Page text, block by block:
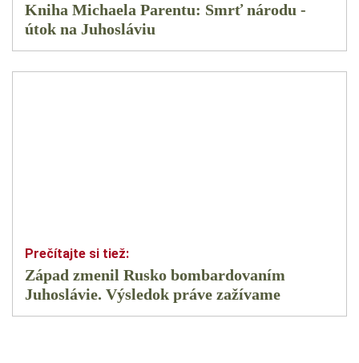
Kniha Michaela Parentu: Smrť národu -
útok na Juhosláviu
Západ zmenil Rusko bombardovaním
Juhoslávie. Výsledok práve zažívame